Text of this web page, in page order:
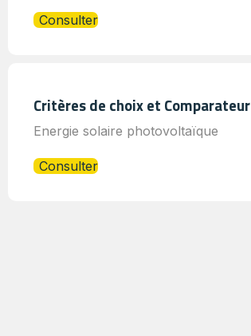
Consulter
Critères de choix et Comparateur
Energie solaire photovoltaïque
Consulter